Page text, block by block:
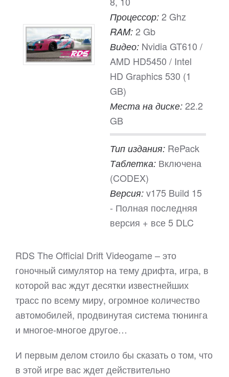
Процессор: 2 Ghz
RAM: 2 Gb
Видео: Nvidia GT610 /
AMD HD5450 / Intel
HD Graphics 530 (1
GB)
Места на диске: 22.2
GB
Тип издания: RePack
Таблетка: Включена
(CODEX)
Версия: v175 Build 15
- Полная последняя
версия + все 5 DLC
RDS The Official Drift Videogame – это
гоночный симулятор на тему дрифта, игра, в
которой вас ждут десятки известнейших
трасс по всему миру, огромное количество
автомобилей, продвинутая система тюнинга
и многое-многое другое…
И первым делом стоило бы сказать о том, что
в этой игре вас ждет действительно